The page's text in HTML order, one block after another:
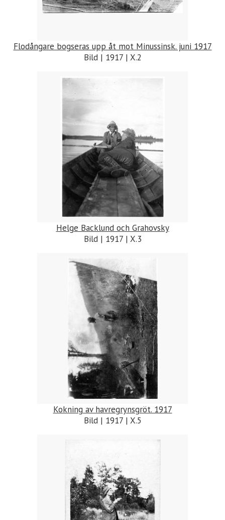
Flodångare bogseras upp åt mot Minussinsk. juni 1917
Bild | 1917 | X.2
Helge Backlund och Grahovsky
Bild | 1917 | X.3
Kokning av havregrynsgröt. 1917
Bild | 1917 | X.5